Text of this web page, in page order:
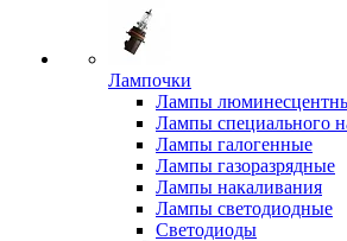
Лампочки
Лампы
Лампы специального
Лампы галогенные
Лампы газоразрядные
Лампы накаливания
Лампы светодиодные
Светодиоды